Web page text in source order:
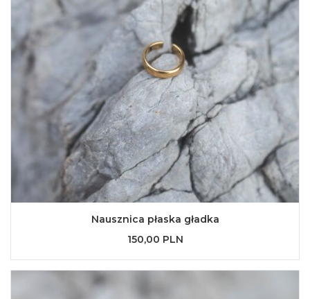
Nausznica płaska gładka
150,00 PLN